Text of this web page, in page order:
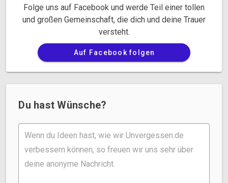
Folge uns auf Facebook und werde Teil einer tollen
und großen Gemeinschaft, die dich und deine Trauer
versteht.
Auf Facebook folgen
Du hast Wünsche?